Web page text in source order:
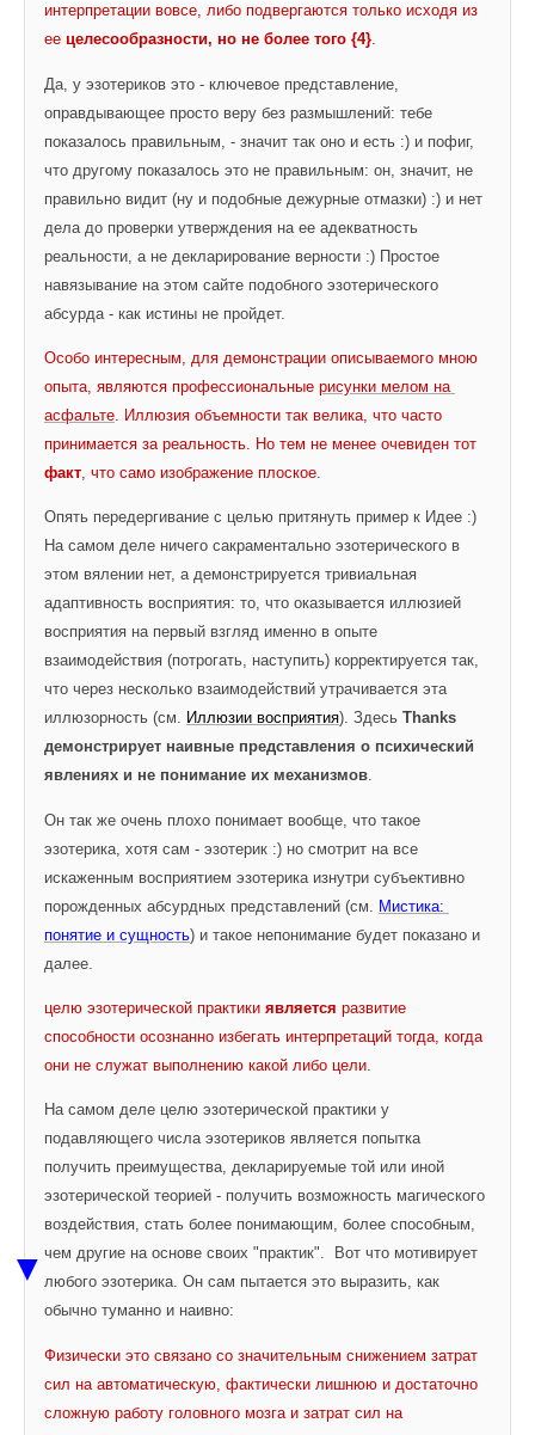
интерпретации вовсе, либо подвергаются только исходя из
ее целесообразности, но не более того {4}.
Да, у эзотериков это - ключевое представление,
оправдывающее просто веру без размышлений: тебе
показалось правильным, - значит так оно и есть :) и пофиг,
что другому показалось это не правильным: он, значит, не
правильно видит (ну и подобные дежурные отмазки) :) и нет
дела до проверки утверждения на ее адекватность
реальности, а не декларирование верности :) Простое
навязывание на этом сайте подобного эзотерического
абсурда - как истины не пройдет.
Особо интересным, для демонстрации описываемого мною
опыта, являются профессиональные рисунки мелом на
асфальте. Иллюзия объемности так велика, что часто
факт, что само изображение плоское.
Опять передергивание с целью притянуть пример к Идее :)
На самом деле ничего сакраментально эзотерического в
этом вялении нет, а демонстрируется тривиальная
адаптивность восприятия: то, что оказывается иллюзией
восприятия на первый взгляд именно в опыте
взаимодействия (потрогать, наступить) корректируется так,
что через несколько взаимодействий утрачивается эта
иллюзорность (см. Иллюзии восприятия). Здесь Thanks
демонстрирует наивные представления о психический
явлениях и не понимание их механизмов.
Он так же очень плохо понимает вообще, что такое
эзотерика, хотя сам - эзотерик :) но смотрит на все
искаженным восприятием эзотерика изнутри субъективно
порожденных абсурдных представлений (см. Мистика:
понятие и сущность) и такое непонимание будет показано и
далее.
целю эзотерической практики является развитие
способности осознанно избегать интерпретаций тогда, когда
они не служат выполнению какой либо цели.
На самом деле целю эзотерической практики у
подавляющего числа эзотериков является попытка
получить преимущества, декларируемые той или иной
эзотерической теорией - получить возможность магического
воздействия, стать более понимающим, более способным,
чем другие на основе своих "практик".
Вот что мотивирует
любого эзотерика. Он сам пытается это выразить, как
обычно туманно и наивно:
Физически это связано со значительным снижением затрат
сил на автоматическую, фактически лишнюю и достаточно
сложную работу головного мозга и затрат сил на
▼